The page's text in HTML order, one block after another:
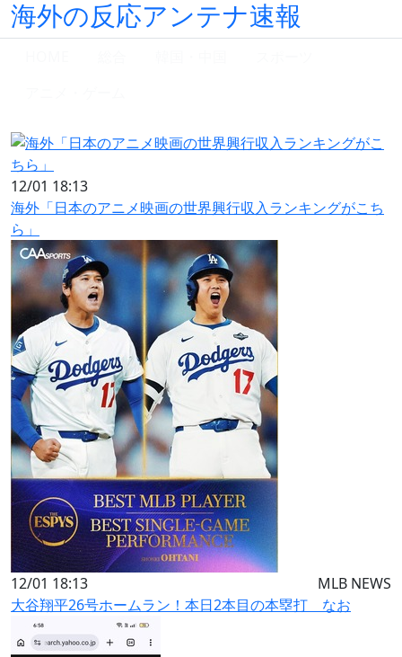
海外の反応アンテナ速報
12/01 18:13
海外「日本のアニメ映画の世界興行収入ランキングがこち
ら」
12/01 18:13
MLB NEWS
大谷翔平26号ホームラン！本日2本目の本塁打 なお